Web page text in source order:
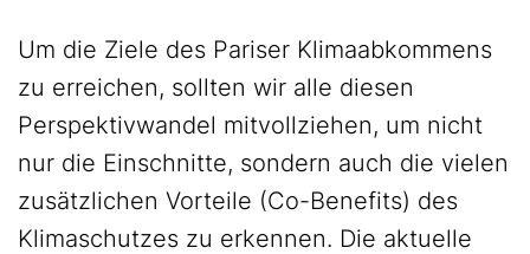
Um die Ziele des Pariser Klimaabkommens
zu erreichen, sollten wir alle diesen
Perspektivwandel mitvollziehen, um nicht
nur die Einschnitte, sondern auch die vielen
zusätzlichen Vorteile (Co-Benefits) des
Klimaschutzes zu erkennen. Die aktuelle